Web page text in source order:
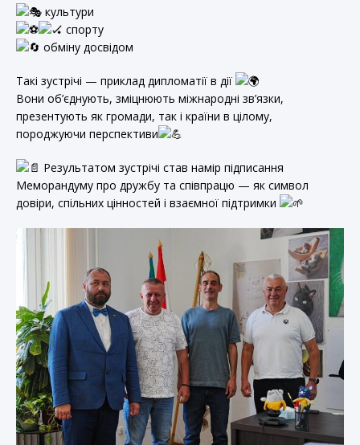
культури
спорту
обміну досвідом
Такі зустрічі — приклад дипломатії в дії
Вони об’єднують, зміцнюють міжнародні зв’язки,
презентують як громади, так і країни в цілому,
породжуючи перспективи
Результатом зустрічі став намір підписання
Меморандуму про дружбу та співпрацю — як символ
довіри, спільних цінностей і взаємної підтримки